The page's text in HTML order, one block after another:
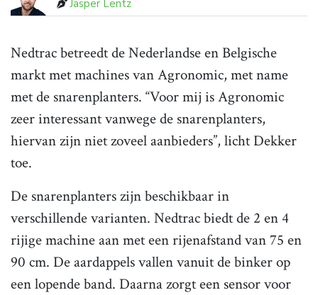
Jasper Lentz
Nedtrac betreedt de Nederlandse en Belgische
markt met machines van Agronomic, met name
met de snarenplanters. “Voor mij is Agronomic
zeer interessant vanwege de snarenplanters,
hiervan zijn niet zoveel aanbieders”, licht Dekker
toe.
De snarenplanters zijn beschikbaar in
verschillende varianten. Nedtrac biedt de 2 en 4
rijige machine aan met een rijenafstand van 75 en
90 cm. De aardappels vallen vanuit de binker op
een lopende band. Daarna zorgt een sensor voor